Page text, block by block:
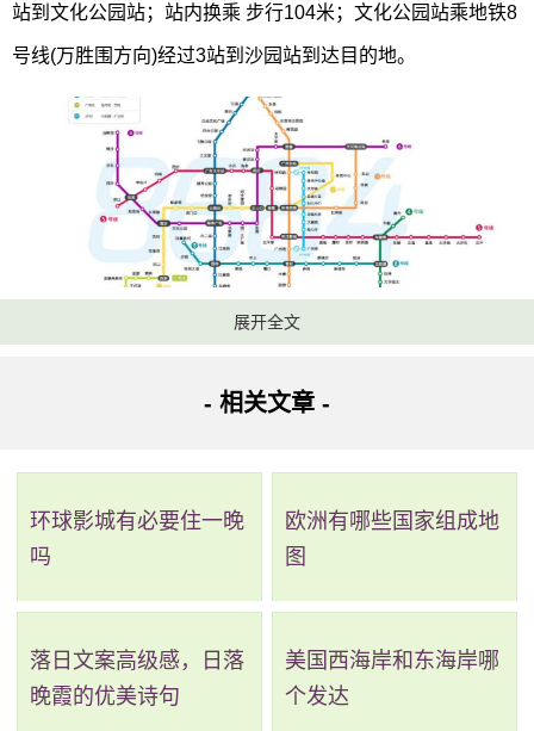
站到文化公园站；站内换乘 步行104米；文化公园站乘地铁8
号线(万胜围方向)经过3站到沙园站到达目的地。
路线二：全程3.4公里，耗时28分钟，无需换乘。
路线简介：起点 ->步行->75路（六二三路站 至 凤凰新村
(宝业路口)站）->步行 -> 到达。
行359米到达目的地。
展开全文
- 相关文章 -
环球影城有必要住一晚
吗
欧洲有哪些国家组成地
图
落日文案高级感，日落
晚霞的优美诗句
美国西海岸和东海岸哪
个发达